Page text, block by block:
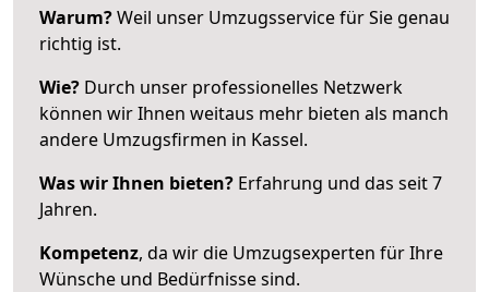
Warum?Weil unser Umzugsservice für Sie genau
richtig ist.
Wie? Durch unser professionelles Netzwerk
können wir Ihnen weitaus mehr bieten als manch
andere Umzugsfirmen in Kassel.
Was wir Ihnen bieten? Erfahrung und das seit 7
Jahren.
Kompetenz, da wir die Umzugsexperten für Ihre
Wünsche und Bedürfnisse sind.